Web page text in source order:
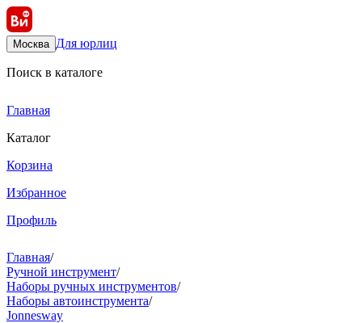
Москва Для юрлиц
Поиск в каталоге
Главная
Каталог
Корзина
Избранное
Профиль
Главная/
Ручной инструмент/
Наборы ручных инструментов/
Наборы автоинструмента/
Jonnesway